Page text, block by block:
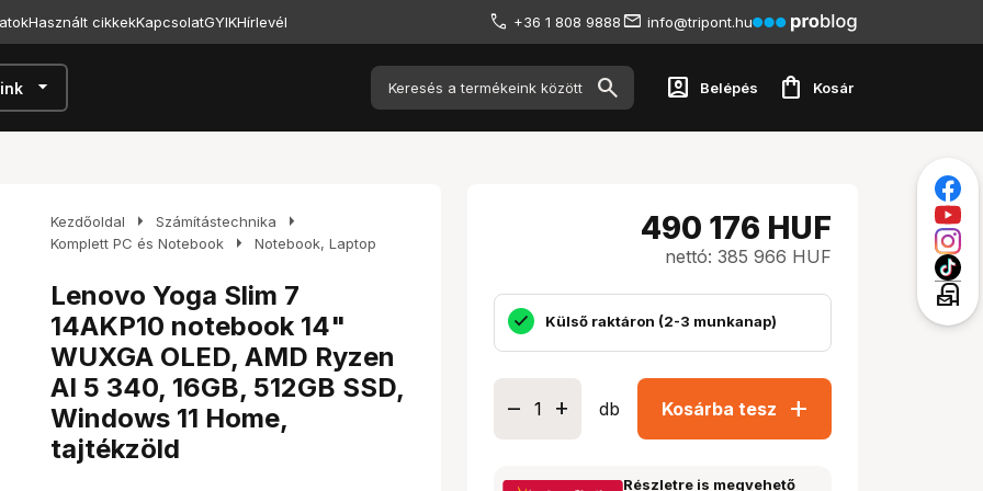
Használt cikkekKapcsolatGYIKHírlevél +36 1 808 9888 info@tripont.hu
arrow_drop_down account_box Belépés shopping_bag Kosár
Kezdőoldal arrow_right Számítástechnika arrow_right
Komplett PC és Notebook arrow_right Notebook, Laptop
Lenovo Yoga Slim 7
14AKP10 notebook 14"
WUXGA OLED, AMD Ryzen
AI 5 340, 16GB, 512GB SSD,
Windows 11 Home,
tajtékzöld
490 176 HUF
nettó: 385 966 HUF
Külső raktáron (2-3 munkanap)
db Kosárba tesz add
Részletre is megvehető
local_post_office